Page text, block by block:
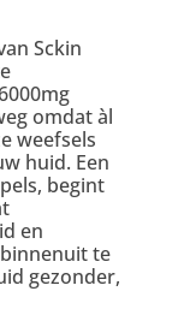
Sckin
omdat àl
weefsels
huid. Een
begint
en
te
gezonder,